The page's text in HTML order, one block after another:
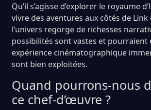
Qu’il s’agisse d’explorer le royaume
vivre des aventures aux côtés de Link
l’univers regorge de richesses
possibilités sont vastes et
expérience cinématographique
sont bien exploitées.
Quand pourrons-nous
ce chef-d’œuvre ?